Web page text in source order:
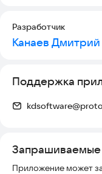
Разработчик
Канаев Дмитрий
Поддержка
Приложение может